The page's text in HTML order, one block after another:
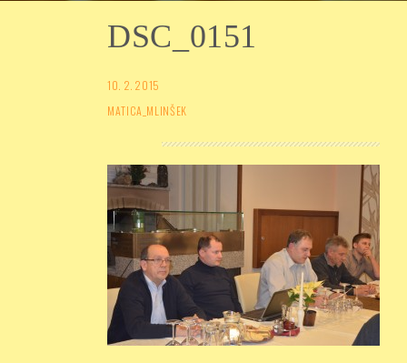
DSC_0151
10. 2. 2015
MATICA_MLINŠEK